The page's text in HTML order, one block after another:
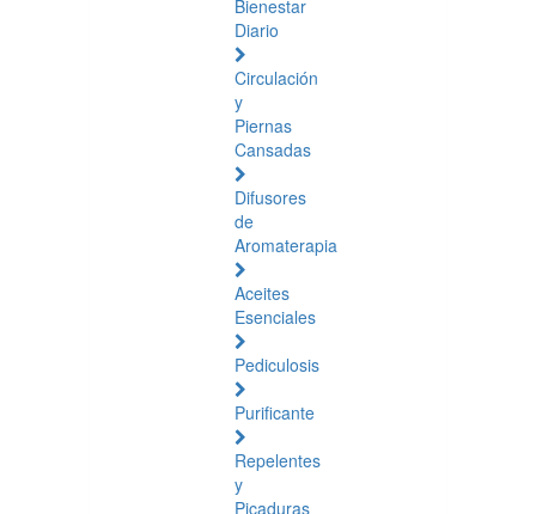
Bienestar
Diario
Circulación
y
Piernas
Cansadas
Difusores
de
Aromaterapia
Aceites
Esenciales
Pediculosis
Purificante
Repelentes
y
Picaduras